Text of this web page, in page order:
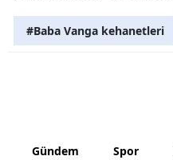
#Baba Vanga kehanetleri
Gündem Spor